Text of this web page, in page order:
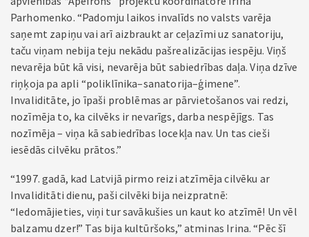
Parhomenko. “Padomju laikos invalīds no valsts varēja
saņemt zapiņu vai arī aizbraukt ar ceļazīmi uz sanatoriju,
taču viņam nebija teju nekādu pašrealizācijas iespēju. Viņš
nevarēja būt kā visi, nevarēja būt sabiedrības daļa. Viņa dzīve
riņķoja pa apli “poliklīnika–sanatorija–ģimene”.
Invaliditāte, jo īpaši problēmas ar pārvietošanos vai redzi,
nozīmēja to, ka cilvēks ir nevarīgs, darba nespējīgs. Tas
nozīmēja – viņa kā sabiedrības locekļa nav. Un tas cieši
iesēdās cilvēku prātos.”
“1997. gadā, kad Latvijā pirmo reizi atzīmēja cilvēku ar
Invaliditāti dienu, paši cilvēki bija neizpratnē:
“Iedomājieties, viņi tur savākušies un kaut ko atzīmē! Un vēl
balzamu dzer!” Tas bija kultūršoks,” atminas Irina. “Pēc šī